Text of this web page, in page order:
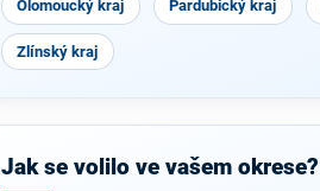
Olomoucký kraj Pardubický kraj
Zlínský kraj
Jak se volilo ve vašem okrese?